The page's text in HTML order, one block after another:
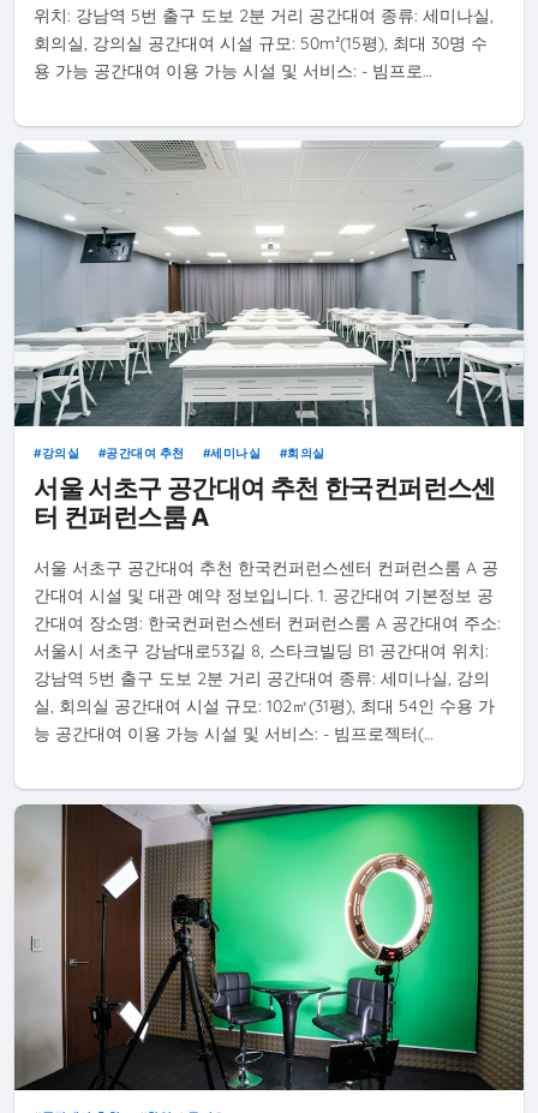
위치: 강남역 5번 출구 도보 2분 거리 공간대여 종류: 세미나실,
회의실, 강의실 공간대여 시설 규모: 50m²(15평), 최대 30명 수
용 가능 공간대여 이용 가능 시설 및 서비스: - 빔프로…
강의실 공간대여 추천 세미나실 회의실
서울 서초구 공간대여 추천 한국컨퍼런스센
터 컨퍼런스룸 A
서울 서초구 공간대여 추천 한국컨퍼런스센터 컨퍼런스룸 A 공
간대여 시설 및 대관 예약 정보입니다. 1. 공간대여 기본정보 공
간대여 장소명: 한국컨퍼런스센터 컨퍼런스룸 A 공간대여 주소:
서울시 서초구 강남대로53길 8, 스타크빌딩 B1 공간대여 위치:
강남역 5번 출구 도보 2분 거리 공간대여 종류: 세미나실, 강의
실, 회의실 공간대여 시설 규모: 102㎡(31평), 최대 54인 수용 가
능 공간대여 이용 가능 시설 및 서비스: - 빔프로젝터(…